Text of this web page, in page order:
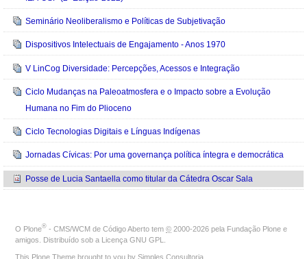
Seminário Neoliberalismo e Políticas de Subjetivação
Dispositivos Intelectuais de Engajamento - Anos 1970
V LinCog Diversidade: Percepções, Acessos e Integração
Ciclo Mudanças na Paleoatmosfera e o Impacto sobre a Evolução
Humana no Fim do Plioceno
Ciclo Tecnologias Digitais e Línguas Indígenas
Jornadas Cívicas: Por uma governança política íntegra e democrática
Posse de Lucia Santaella como titular da Cátedra Oscar Sala
O Plone® - CMS/WCM de Código Aberto tem © 2000-2026 pela Fundação Plone e
amigos. Distribuído sob a Licença GNU GPL
This Plone Theme brought to you by Simples Consultoria